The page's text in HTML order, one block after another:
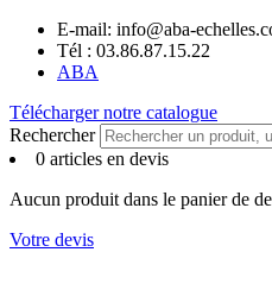
Aller
contenu
E-mail: info@aba-
Tél : 03.86.87.15.22
ABA
Télécharger notre catalogue
Rechercher
0 articles en devis
Aucun produit dans le panier de
Votre devis